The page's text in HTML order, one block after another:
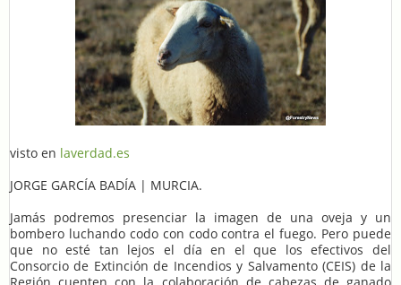
visto en laverdad.es
JORGE GARCÍA BADÍA | MURCIA.
Jamás podremos presenciar la imagen de una oveja y un
bombero luchando codo con codo contra el fuego. Pero puede
que no esté tan lejos el día en el que los efectivos del
Consorcio de Extinción de Incendios y Salvamento (CEIS) de la